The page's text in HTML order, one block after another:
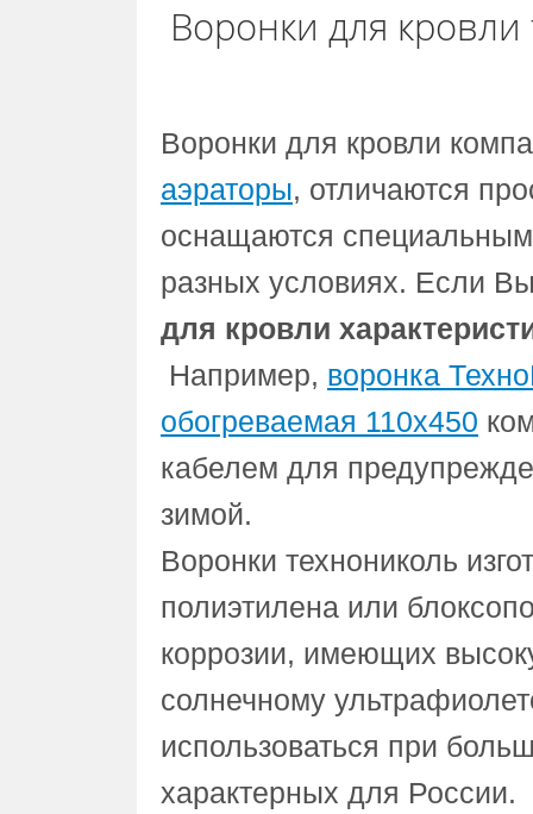
Воронки для
Воронки для кровли
аэраторы, отличаются
оснащаются
разных условиях. Если
для кровли
Например, воронка
обогреваемая 110х450
кабелем для
зимой.
Воронки технониколь
полиэтилена или
коррозии, имеющих
солнечному
использоваться при
характерных для России.